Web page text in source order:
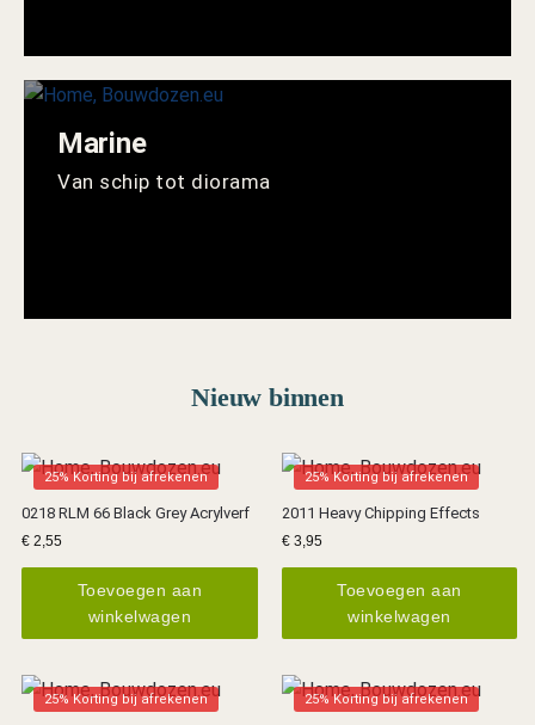
Marine
Van schip tot diorama
Nieuw binnen
25% Korting bij afrekenen
0218 RLM 66 Black Grey Acrylverf
€ 2,55
Toevoegen aan
winkelwagen
25% Korting bij afrekenen
2011 Heavy Chipping Effects
€3,95
Toevoegen aan
winkelwagen
25% Korting bij afrekenen 25% Korting bij afrekenen